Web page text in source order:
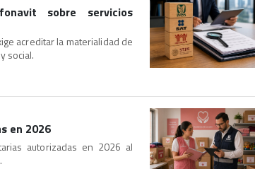
sobre servicios
acreditar la materialidad de
social.
en 2026
autorizadas en 2026 al